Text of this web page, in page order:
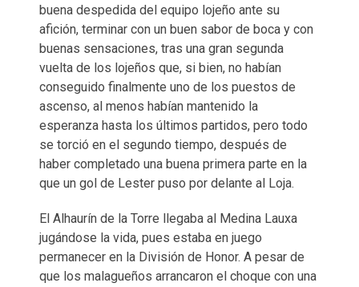
buena despedida del equipo lojeño ante su
afición, terminar con un buen sabor de boca y con
buenas sensaciones, tras una gran segunda
vuelta de los lojeños que, si bien, no habían
conseguido finalmente uno de los puestos de
ascenso, al menos habían mantenido la
esperanza hasta los últimos partidos, pero todo
se torció en el segundo tiempo, después de
haber completado una buena primera parte en la
que un gol de Lester puso por delante al Loja.
El Alhaurín de la Torre llegaba al Medina Lauxa
jugándose la vida, pues estaba en juego
permanecer en la División de Honor. A pesar de
que los malagueños arrancaron el choque con una